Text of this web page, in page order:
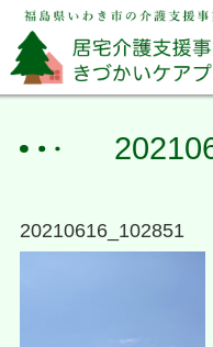
20210616_102851